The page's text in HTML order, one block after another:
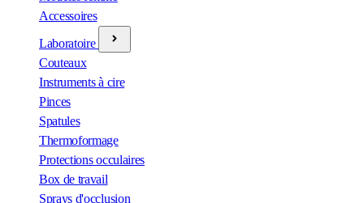
Accessoires
Laboratoire
Couteaux
Instruments à cire
Pinces
Spatules
Thermoformage
Protections occulaires
Box de travail
Sprays d'occlusion